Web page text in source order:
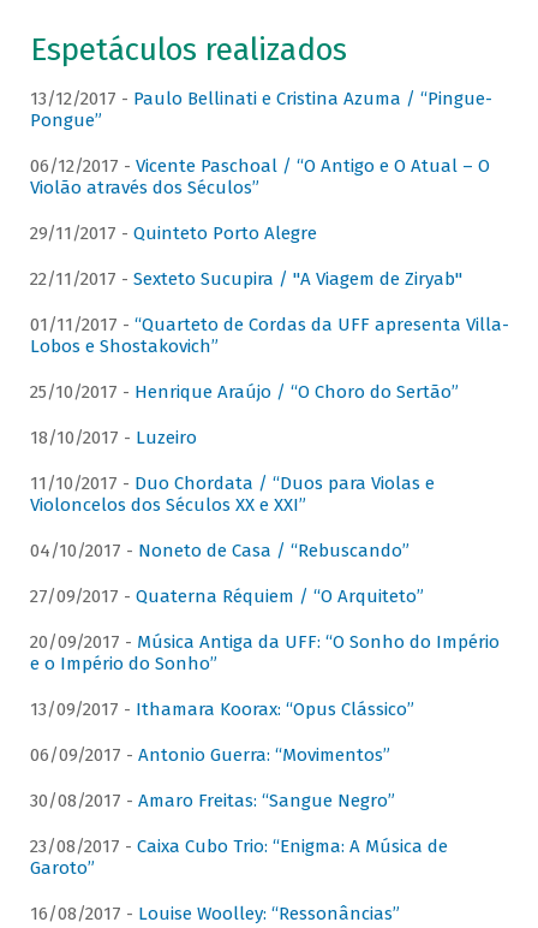
Espetáculos realizados
13/12/2017 - Paulo Bellinati e Cristina Azuma / “Pingue-
Pongue”
06/12/2017 - Vicente Paschoal / “O Antigo e O Atual – O
Violão através dos Séculos”
29/11/2017 - Quinteto Porto Alegre
22/11/2017 - Sexteto Sucupira / "A Viagem de Ziryab"
01/11/2017 - “Quarteto de Cordas da UFF apresenta Villa-
Lobos e Shostakovich”
25/10/2017 - Henrique Araújo / “O Choro do Sertão”
18/10/2017 - Luzeiro
11/10/2017 - Duo Chordata / “Duos para Violas e
Violoncelos dos Séculos XX e XXI”
04/10/2017 - Noneto de Casa / “Rebuscando”
27/09/2017 - Quaterna Réquiem / “O Arquiteto”
20/09/2017 - Música Antiga da UFF: “O Sonho do Império
e o Império do Sonho”
13/09/2017 - Ithamara Koorax: “Opus Clássico”
06/09/2017 - Antonio Guerra: “Movimentos”
30/08/2017 - Amaro Freitas: “Sangue Negro”
23/08/2017 - Caixa Cubo Trio: “Enigma: A Música de
Garoto”
16/08/2017 - Louise Woolley: “Ressonâncias”